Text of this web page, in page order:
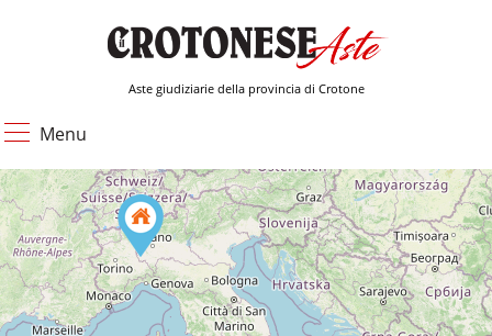
Aste giudiziarie della provincia di Crotone
Menu